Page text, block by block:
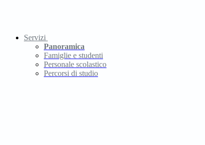
Servizi
Panoramica
Famiglie e studenti
Personale scolastico
Percorsi di studio